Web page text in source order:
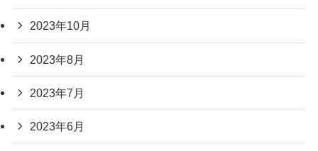
2023年10月
2023年8月
2023年7月
2023年6月